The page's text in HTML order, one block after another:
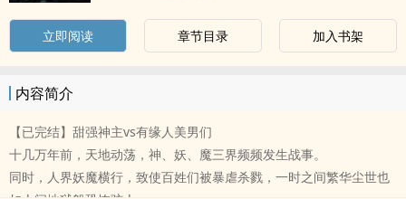
立即阅读 章节目录 加入书架
内容简介
【已完结】甜强神主vs有缘人美男们
十几万年前，天地动荡，神、妖、魔三界频频发生战事。
同时，人界妖魔横行，致使百姓们被暴虐杀戮，一时之间繁华尘世也